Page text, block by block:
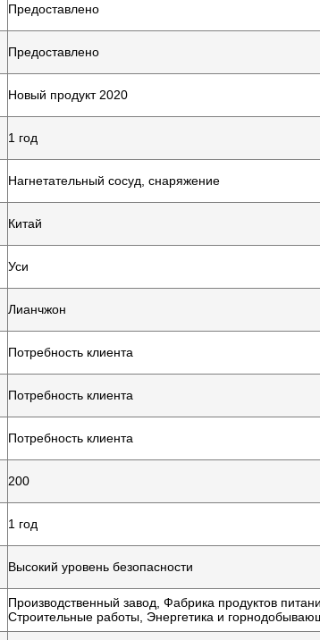
Предоставлено
Предоставлено
Новый продукт 2020
1 год
Нагнетательный сосуд, снаряжение
Китай
Уси
Лианчжон
Потребность клиента
Потребность клиента
Потребность клиента
200
1 год
Высокий уровень безопасности
Производственный завод, Фабрика продуктов
Строительные работы, Энергетика и